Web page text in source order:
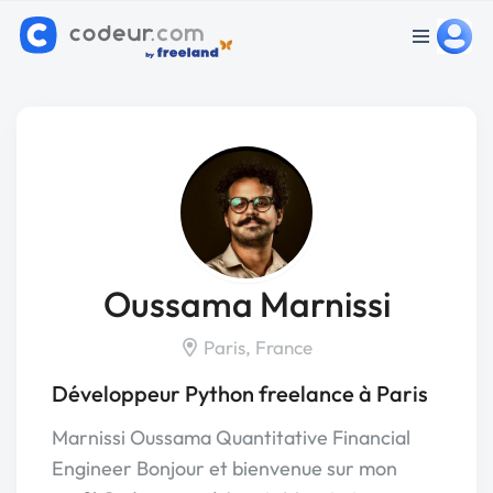
Oussama Marnissi
Paris, France
Développeur Python freelance à Paris
Marnissi Oussama Quantitative Financial
Engineer Bonjour et bienvenue sur mon